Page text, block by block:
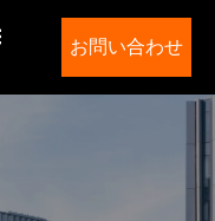
お問い合わせ